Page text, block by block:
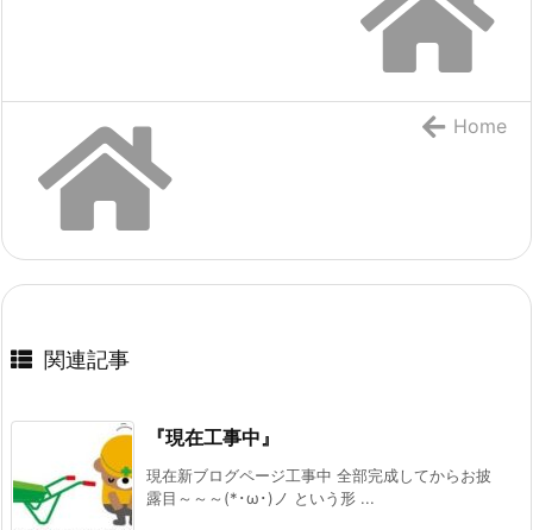
Home
関連記事
『現在工事中』
現在新ブログページ工事中 全部完成してからお披
露目～～～(*･ω･)ノ という形 ...